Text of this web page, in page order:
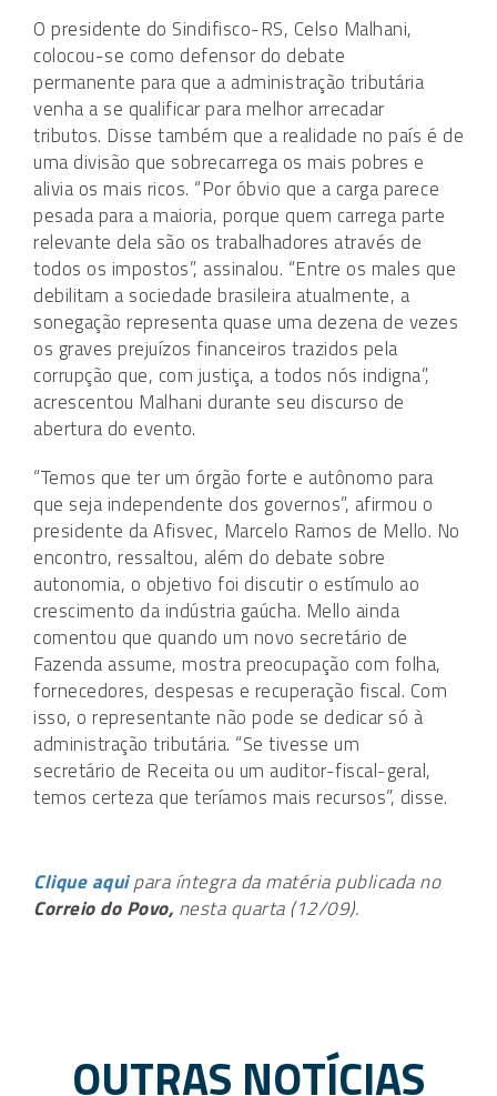
O presidente do Sindifisco-RS, Celso Malhani,
colocou-se como defensor do debate
permanente para que a administração tributária
venha a se qualificar para melhor arrecadar
tributos. Disse também que a realidade no país é de
uma divisão que sobrecarrega os mais pobres e
alivia os mais ricos. “Por óbvio que a carga parece
pesada para a maioria, porque quem carrega parte
relevante dela são os trabalhadores através de
todos os impostos”, assinalou. “Entre os males que
debilitam a sociedade brasileira atualmente, a
sonegação representa quase uma dezena de vezes
os graves prejuízos financeiros trazidos pela
corrupção que, com justiça, a todos nós indigna”,
acrescentou Malhani durante seu discurso de
abertura do evento.
“Temos que ter um órgão forte e autônomo para
que seja independente dos governos”, afirmou o
presidente da Afisvec, Marcelo Ramos de Mello. No
encontro, ressaltou, além do debate sobre
autonomia, o objetivo foi discutir o estímulo ao
crescimento da indústria gaúcha. Mello ainda
comentou que quando um novo secretário de
Fazenda assume, mostra preocupação com folha,
fornecedores, despesas e recuperação fiscal. Com
isso, o representante não pode se dedicar só à
administração tributária. “Se tivesse um
secretário de Receita ou um auditor-fiscal-geral,
temos certeza que teríamos mais recursos”, disse.
Clique aquipara íntegra da matéria publicada no
Correio do Povo, nesta quarta (12/09).
OUTRAS NOTÍCIAS